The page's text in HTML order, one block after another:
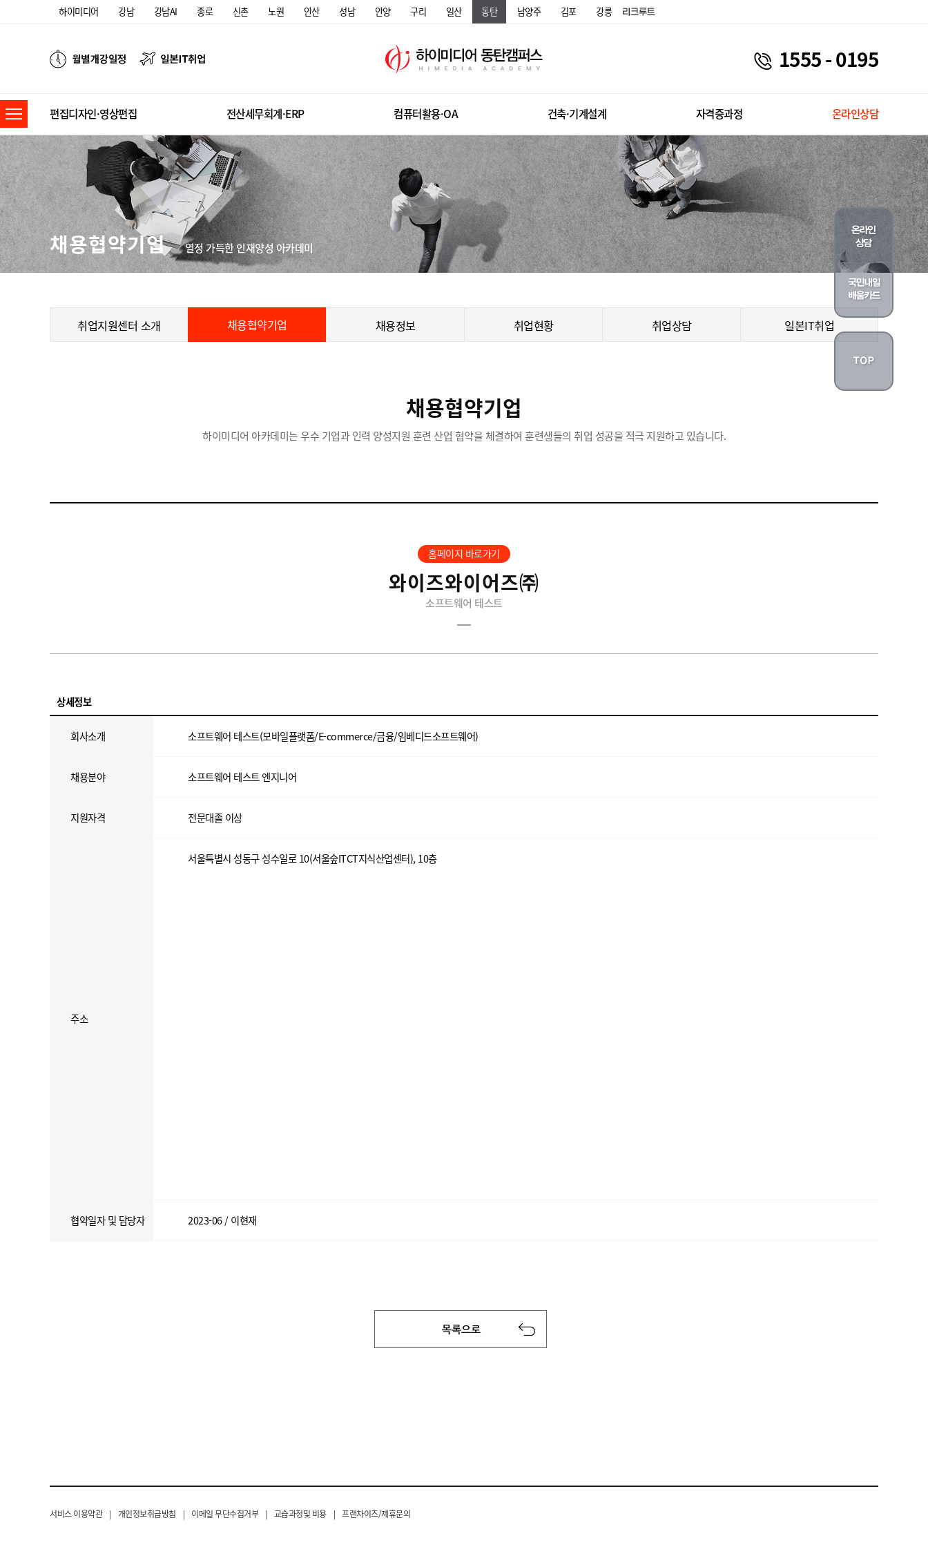
하이미디어 강남 강남AI 종로 신촌 노원 안산 성남 안양 구리 일산 동탄 남양주 김포 강릉
1555 - 0195
편집디자인·영상편집 전산세무회계·ERP 컴퓨터활용·OA 건축·기계설계 자격증과정 온라인상담
채용협약기업 열정 가득한 인재양성 아카데미
취업지원센터 소개 채용협약기업 채용정보 취업현황 취업상담 일본IT취업
채용협약기업
하이미디어 아카데미는 우수 기업과 인력 양성지원 훈련 산업 협약을 체결하여 훈련생들의 취업 성공을 적극 지원하고 있습니다.
홈페이지 바로가기
와이즈와이어즈㈜
소프트웨어 테스트
상세정보
회사소개 소프트웨어 테스트(모바일플랫폼/E-commerce/금융/임베디드소프트웨어)
채용분야 소프트웨어 테스트 엔지니어
지원자격 전문대졸 이상
주소
서울특별시 성동구 성수일로 10(서울숲ITCT지식산업센터), 10층
협약일자 및 담당자 2023-06 / 이현재
서비스 이용약관 | 개인정보취급방침 | 이메일 무단수집거부 | 교습과정및 비용 | 프랜차이즈/제휴문의